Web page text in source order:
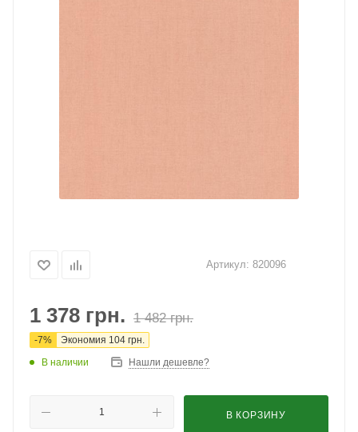
Артикул: 820096
1 378 грн. 1 482грн.
-7% Экономия 104 грн.
В наличии
Нашли дешевле?
В КОРЗИНУ